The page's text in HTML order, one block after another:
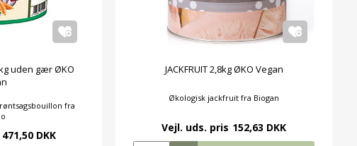
kg uden gær ØKO
fra
471,50 DKK
JACKFRUIT 2,8kg ØKO Vegan
Økologisk jackfruit fra Biogan
Vejl. uds. pris 152,63 DKK